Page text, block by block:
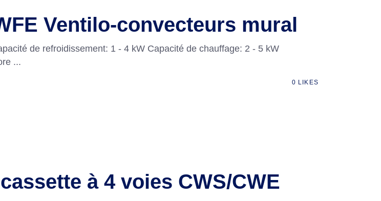
Ventilo-convecteurs mural
de refroidissement: 1 - 4 kW Capacité de chauffage: 2 - 5 kW
0 LIKES
à 4 voies CWS/CWE